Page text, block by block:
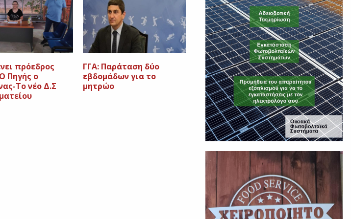
πρόεδρος
Πηγής ο
Το νέο Δ.Σ
ΓΓΑ: Παράταση δύο
εβδομάδων για το
μητρώο